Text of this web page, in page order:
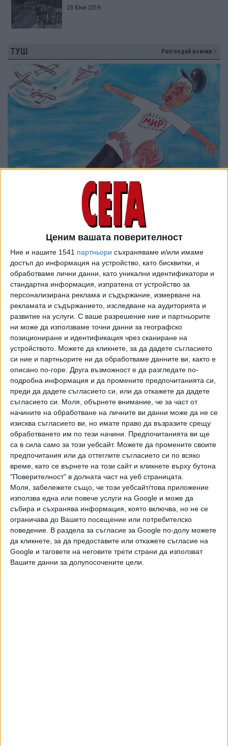
Ценим вашата поверителност
Ние и нашите 1541 партньори съхраняваме и/или имаме
достъп до информация на устройство, като бисквитки, и
обработваме лични данни, като уникални идентификатори и
стандартна информация, изпратена от устройство за
персонализирана реклама и съдържание, измерване на
рекламата и съдържанието, изследване на аудиторията и
развитие на услуги. С ваше разрешение ние и партньорите
ни може да използваме точни данни за географско
позициониране и идентификация чрез сканиране на
устройството. Можете да кликнете, за да дадете съгласието
си ние и партньорите ни да обработваме данните ви, както е
описано по-горе. Друга възможност е да разгледате по-
подробна информация и да промените предпочитанията си,
преди да дадете съгласието си, или да откажете да дадете
съгласието си.
Моля, обърнете внимание, че за част от
начините на обработване на личните ви данни може да не се
изисква съгласието ви, но имате право да възразите срещу
обработването им по тези начини. Предпочитанията ви ще
са в сила само за този уебсайт. Можете да промените своите
предпочитания или да оттеглите съгласието си по всяко
време, като се върнете на този сайт и кликнете върху бутона
"Поверителност" в долната част на уеб страницата.
Моля, забележете също, че този уебсайт/това приложение
използва една или повече услуги на Google и може да
събира и съхранява информация, която включва, но не се
ограничава до Вашето посещение или потребителско
поведение. В раздела за съгласие за Google по-долу можете
да кликнете, за да предоставите или откажете съгласие на
Google и таговете на неговите трети страни да използват
Вашите данни за долупосочените цели.
23 Юни 2019
ТУШ Разгледай всички
ПОСЛЕ
Хавайската Богородица заплака с фентанилови сълзи
Видео Разгледай всички